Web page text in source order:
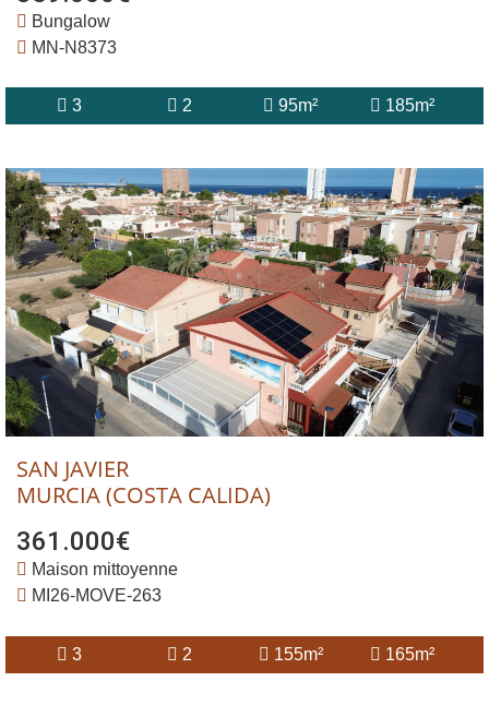
Bungalow
MN-N8373
3 2 95m² 185m²
SAN JAVIER
MURCIA (COSTA CALIDA)
361.000€
Maison mittoyenne
MI26-MOVE-263
3 2 155m² 165m²